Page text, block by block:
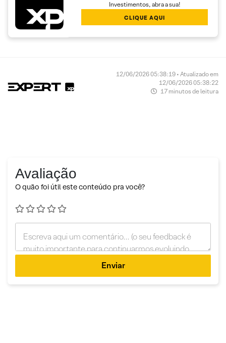
Investimentos, abra a sua!
CLIQUE AQUI
12/06/2026 05:38:19 • Atualizado em
12/06/2026 05:38:22
17 minutos de leitura
Avaliação
O quão foi útil este conteúdo pra você?
Enviar